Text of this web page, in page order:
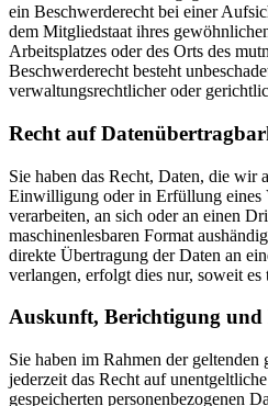
ein Beschwerderecht bei einer
dem Mitgliedstaat ihres
Arbeitsplatzes oder des Orts des
Beschwerderecht besteht
verwaltungsrechtlicher oder
Recht auf
Sie haben das Recht, Daten, die wir
Einwilligung oder in Erfüllung eines
verarbeiten, an sich oder an einen
maschinenlesbaren Format
direkte Übertragung der Daten an
verlangen, erfolgt dies nur, soweit es
Auskunft, Berichtigung und
Sie haben im Rahmen der geltenden
jederzeit das Recht auf
gespeicherten personenbezogenen